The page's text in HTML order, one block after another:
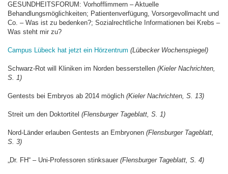
GESUNDHEITSFORUM: Vorhofflimmern – Aktuelle
Behandlungsmöglichkeiten; Patientenverfügung, Vorsorgevollmacht und
Co. – Was ist zu bedenken?; Sozialrechtliche Informationen bei Krebs –
Was steht mir zu?
Campus Lübeck hat jetzt ein Hörzentrum (Lübecker Wochenspiegel)
Schwarz-Rot will Kliniken im Norden besserstellen (Kieler Nachrichten,
S. 1)
Gentests bei Embryos ab 2014 möglich (Kieler Nachrichten, S. 13)
Streit um den Doktortitel (Flensburger Tageblatt, S. 1)
Nord-Länder erlauben Gentests an Embryonen (Flensburger Tageblatt,
S. 3)
„Dr. FH“ – Uni-Professoren stinksauer (Flensburger Tageblatt, S. 4)